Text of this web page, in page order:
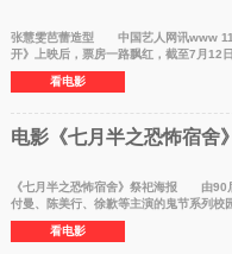
张慧雯芭蕾造型 中国艺人网讯www 11job com 由何炅执导，李易峰、张慧
开》上映后，票房一路飘红，截至7月12
片凭借轻松
看电影
《七月半之恐怖宿舍》祭祀海报 由90
付曼、陈美行、徐歉等主演的鬼节系列校
21日，抢摊七夕
看电影